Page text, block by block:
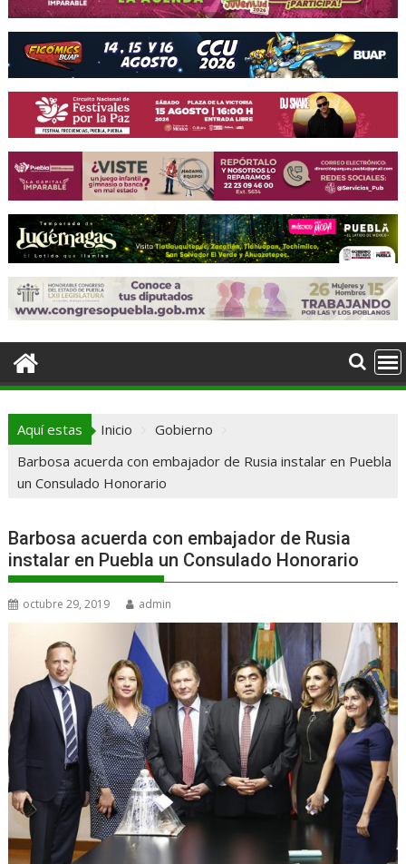
Aquí estas Inicio
Gobierno
Barbosa acuerda con embajador de Rusia instalar en Puebla
un Consulado Honorario
Barbosa acuerda con embajador de Rusia
instalar en Puebla un Consulado Honorario
octubre 29, 2019 admin